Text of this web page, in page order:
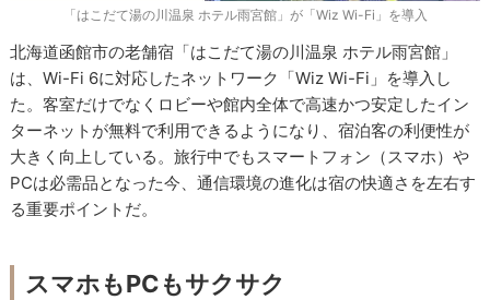
「はこだて湯の川温泉 ホテル雨宮館」が「Wiz Wi-Fi」を導入
北海道函館市の老舗宿「はこだて湯の川温泉 ホテル雨宮館」
は、Wi-Fi 6に対応したネットワーク「Wiz Wi-Fi」を導入し
た。客室だけでなくロビーや館内全体で高速かつ安定したイン
ターネットが無料で利用できるようになり、宿泊客の利便性が
大きく向上している。旅行中でもスマートフォン（スマホ）や
PCは必需品となった今、通信環境の進化は宿の快適さを左右す
る重要ポイントだ。
スマホもPCもサクサク